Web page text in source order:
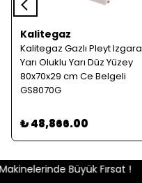
Kalitegaz
Kalitegaz Gazlı Pleyt Izgara
Yarı Oluklu Yarı Düz Yüzey
80x70x29 cm Ce Belgeli
GS8070G
₺ 48,866.00
Büyük Fırsat !